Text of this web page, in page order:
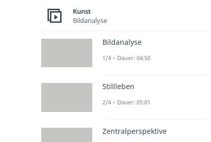
Kunst
Bildanalyse
Bildanalyse
1/4 – Dauer: 04:50
Stillleben
2/4 – Dauer: 05:01
Zentralperspektive